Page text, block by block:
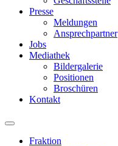
Presse
Meldungen
Ansprechpartner
Jobs
Mediathek
Bildergalerie
Positionen
Broschüren
Kontakt
Fraktion